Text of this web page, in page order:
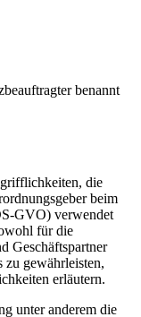
benannt
die
beim
GVO) verwendet
für die
Geschäftspartner
zu gewährleisten,
erläutern.
unter anderem die